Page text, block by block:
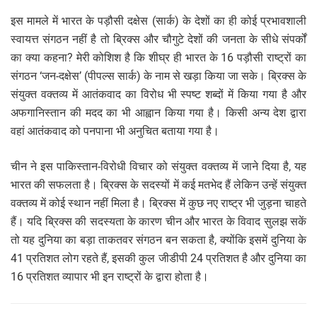
इस मामले में भारत के पड़ौसी दक्षेस (सार्क) के देशों का ही कोई प्रभावशाली
स्वायत्त संगठन नहीं है तो ब्रिक्स और चौगुटे देशों की जनता के सीधे संपर्कों
का क्या कहना? मेरी कोशिश है कि शीघ्र ही भारत के 16 पड़ौसी राष्ट्रों का
संगठन ‘जन-दक्षेस’ (पीपल्स सार्क) के नाम से खड़ा किया जा सके। ब्रिक्स के
संयुक्त वक्तव्य में आतंकवाद का विरोध भी स्पष्ट शब्दों में किया गया है और
अफगानिस्तान की मदद का भी आह्वान किया गया है। किसी अन्य देश द्वारा
वहां आतंकवाद को पनपाना भी अनुचित बताया गया है।
चीन ने इस पाकिस्तान-विरोधी विचार को संयुक्त वक्तव्य में जाने दिया है, यह
भारत की सफलता है। ब्रिक्स के सदस्यों में कई मतभेद हैं लेकिन उन्हें संयुक्त
वक्तव्य में कोई स्थान नहीं मिला है। ब्रिक्स में कुछ नए राष्ट्र भी जुड़ना चाहते
हैं। यदि ब्रिक्स की सदस्यता के कारण चीन और भारत के विवाद सुलझ सकें
तो यह दुनिया का बड़ा ताकतवर संगठन बन सकता है, क्योंकि इसमें दुनिया के
41 प्रतिशत लोग रहते हैं, इसकी कुल जीडीपी 24 प्रतिशत है और दुनिया का
16 प्रतिशत व्यापार भी इन राष्ट्रों के द्वारा होता है।